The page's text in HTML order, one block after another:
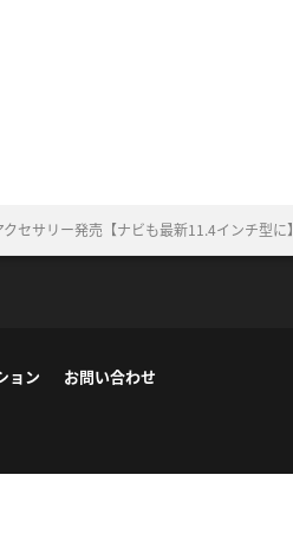
セサリー発売【ナビも最新11.4インチ型に】
ョン お問い合わせ